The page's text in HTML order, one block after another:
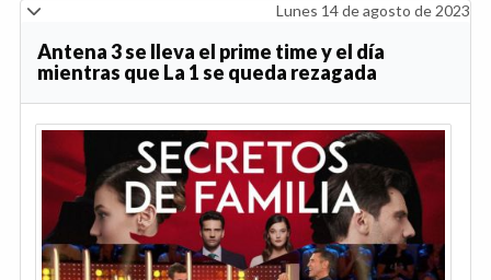
Lunes 14 de agosto de 2023
Antena 3 se lleva el prime time y el día
mientras que La 1 se queda rezagada